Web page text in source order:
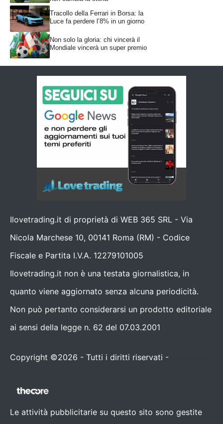
Tracollo della Ferrari in Borsa: la
Luce fa perdere l’8% in un giorno
Non solo la gloria: chi vincerà il
Mondiale vincerà un super premio
Ilovetrading.it di proprietà di WEB 365 SRL - Via
Nicola Marchese 10, 00141 Roma (RM) - Codice
Fiscale e Partita I.V.A. 12279101005
Ilovetrading.it non è una testata giornalistica, in
quanto viene aggiornato senza alcuna periodicità.
Non può pertanto considerarsi un prodotto editoriale
ai sensi della legge n. 62 del 07.03.2001
Copyright ©2026 - Tutti i diritti riservati -
Le attività pubblicitarie su questo sito sono gestite